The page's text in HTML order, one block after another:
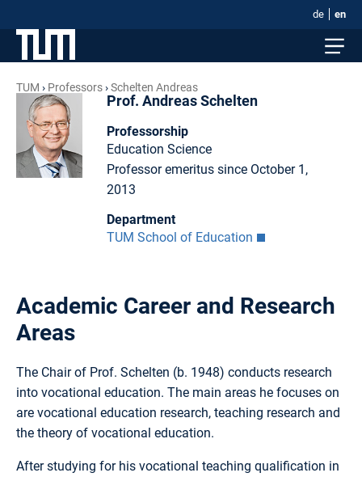
de en
TUM Professors Schelten Andreas
Prof. Andreas Schelten
Professorship
Education Science
Professor emeritus since October 1,
2013
Department
TUM School of Education
Academic Career and Research
Areas
The Chair of Prof. Schelten (b. 1948) conducts research
into vocational education. The main areas he focuses on
are vocational education research, teaching research and
the theory of vocational education.
After studying for his vocational teaching qualification in